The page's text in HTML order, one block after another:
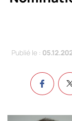
Publié le :